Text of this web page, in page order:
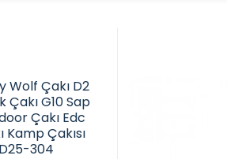
Wolf Çakı D2
Çakı G10 Sap
Çakı Edc
Kamp Çakısı
304